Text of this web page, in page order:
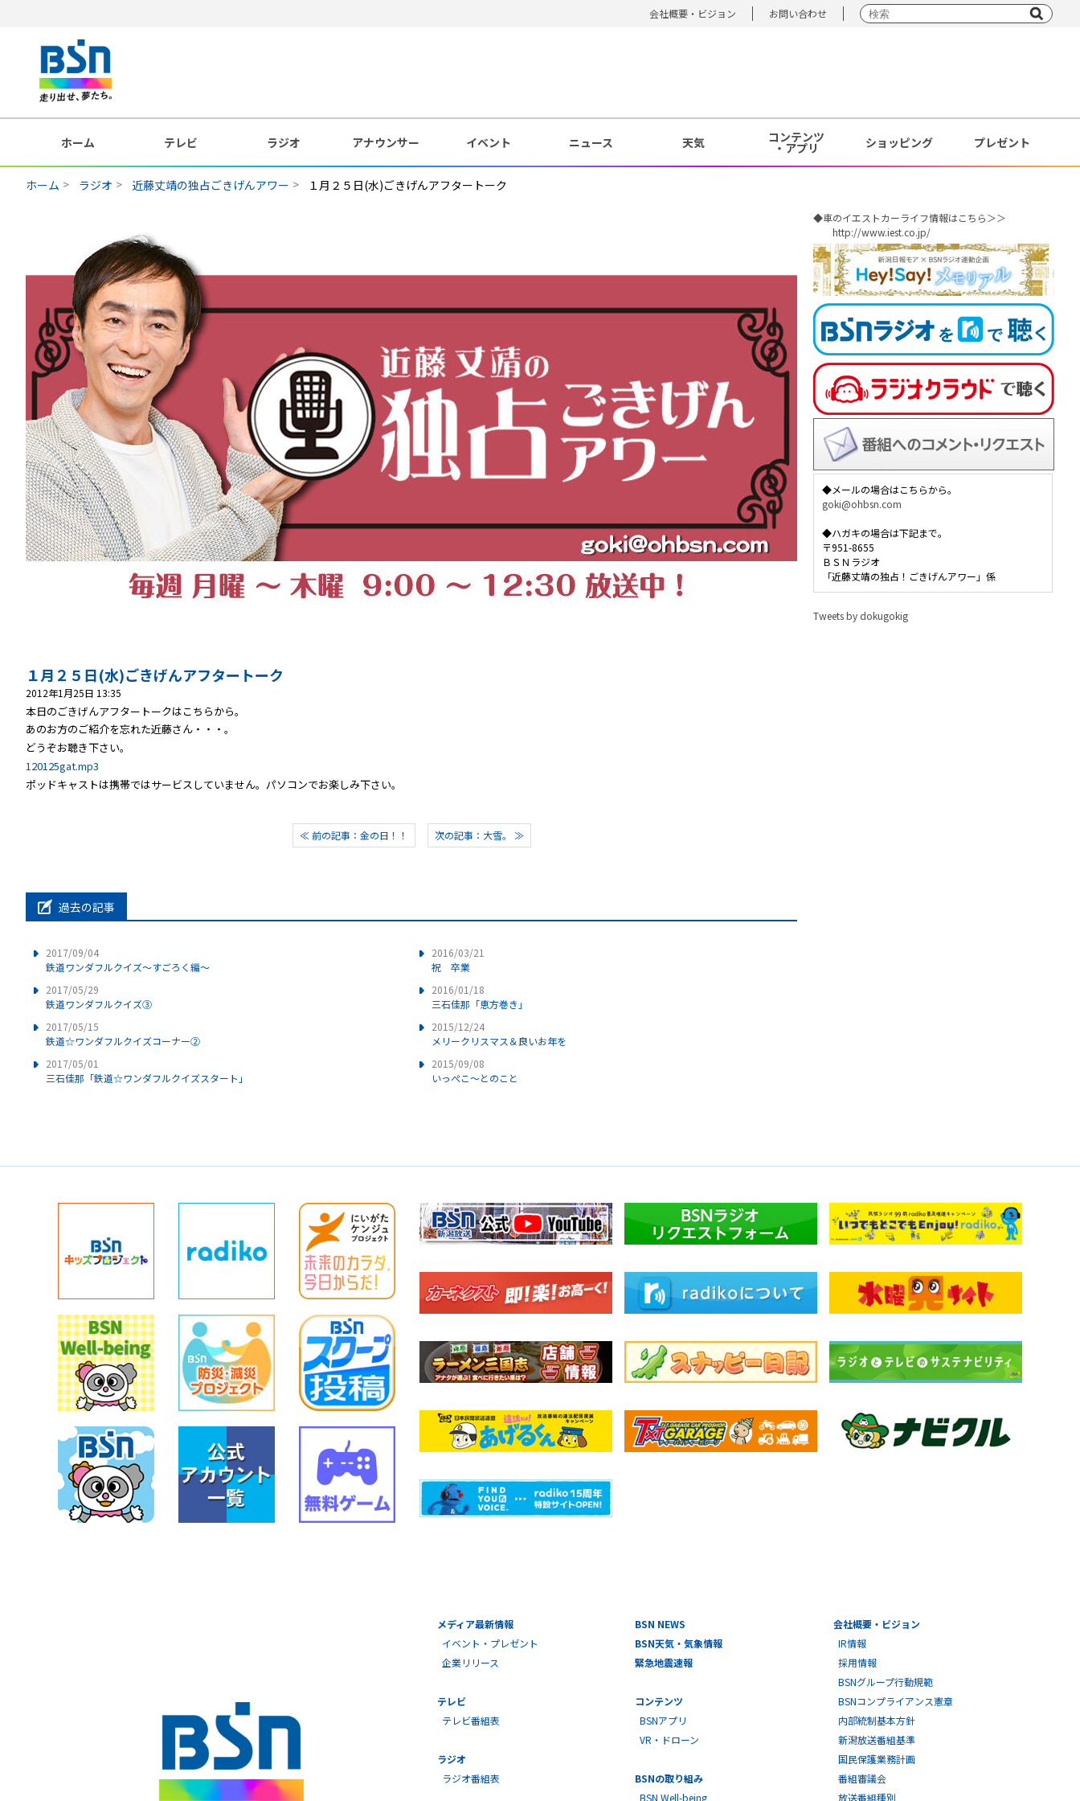
会社概要・ビジョン お問い合わせ
ホーム テレビ ラジオ アナウンサー イベント ニュース 天気 コンテンツ
・アプリ ショッピング プレゼント
ホーム ラジオ 近藤丈靖の独占ごきげんアワー １月２５日(水)ごきげんアフタートーク
１月２５日(水)ごきげんアフタートーク
2012年1月25日 13:35
本日のごきげんアフタートークはこちらから。
あのお方のご紹介を忘れた近藤さん・・・。
どうぞお聴き下さい。
120125gat.mp3
ポッドキャストは携帯ではサービスしていません。パソコンでお楽しみ下さい。
≪ 前の記事：金の日！！ 次の記事：大雪。 ≫
過去の記事
2017/09/04
鉄道ワンダフルクイズ～すごろく編～
2017/05/29
鉄道ワンダフルクイズ③
2017/05/15
鉄道☆ワンダフルクイズコーナー②
2017/05/01
三石佳那「鉄道☆ワンダフルクイズスタート」
2016/03/21
祝 卒業
2016/01/18
三石佳那「恵方巻き」
2015/12/24
メリークリスマス＆良いお年を
2015/09/08
いっぺこ～とのこと
◆車のイエストカーライフ情報はこちら＞＞
http://www.iest.co.jp/
◆メールの場合はこちらから。
goki@ohbsn.com
◆ハガキの場合は下記まで。
〒951-8655
ＢＳＮラジオ
「近藤丈靖の独占！ごきげんアワー」係
Tweets by dokugokig
メディア最新情報
イベント・プレゼント
企業リリース
テレビ
テレビ番組表
ラジオ
ラジオ番組表
BSN NEWS
BSN天気・気象情報
緊急地震速報
コンテンツ
BSNアプリ
VR・ドローン
BSNの取り組み
BSN Well-being
会社概要・ビジョン
IR情報
採用情報
BSNグループ行動規範
BSNコンプライアンス憲章
内部統制基本方針
新潟放送番組基準
国民保護業務計画
番組審議会
放送番組種別